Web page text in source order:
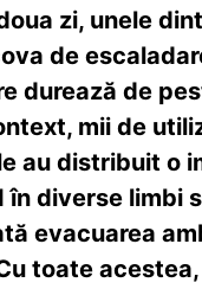
zi, unele
de
durează de
mii de
au distribuit o
în diverse limbi
evacuarea
toate acestea,